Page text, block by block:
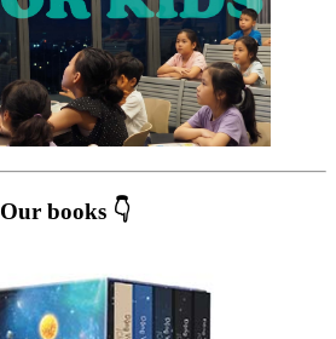
Our books 👇